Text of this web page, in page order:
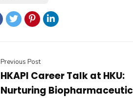
Previous Post
HKAPI Career Talk at HKU:
Nurturing